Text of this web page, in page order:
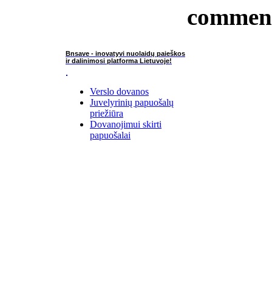
Bnsave - inovatyvi nuolaidų paieškos
ir dalinimosi platforma Lietuvoje!
Verslo dovanos
Juvelyrinių papuošalų
priežiūra
Dovanojimui skirti
papuošalai